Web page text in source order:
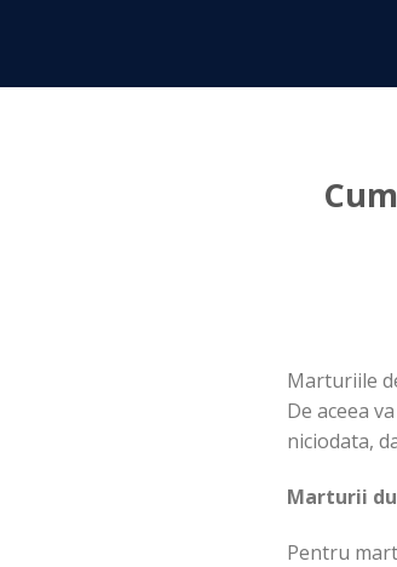
Marturiile
De aceea
niciodata,
Marturii
Pentru